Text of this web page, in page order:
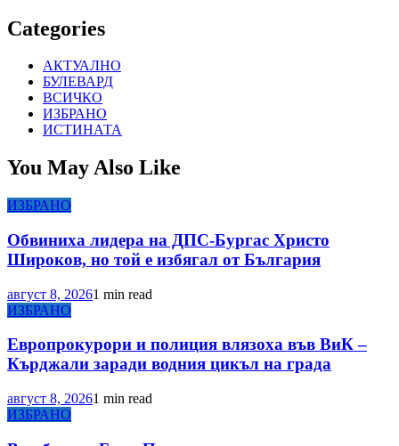
Categories
АКТУАЛНО
БУЛЕВАРД
ВСИЧКО
ИЗБРАНО
ИСТИНАТА
You May Also Like
ИЗБРАНО
Обвиниха лидера на ДПС-Бургас Христо
Широков, но той е избягал от България
август 8, 20261 min read
ИЗБРАНО
Европрокурори и полиция влязоха във ВиК –
Кърджали заради водния цикъл на града
август 8, 20261 min read
ИЗБРАНО